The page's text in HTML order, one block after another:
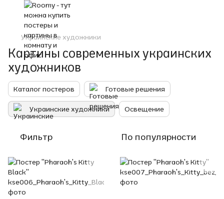
Украинские художники
Картины современных украинских
художников
Каталог постеров Готовые решения
Украинские художники Освещение
Фильтр По популярности